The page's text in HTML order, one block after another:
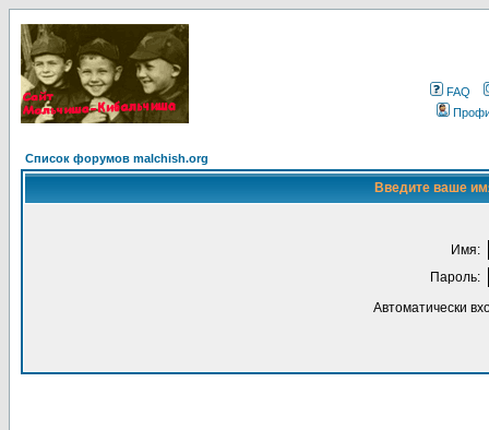
FAQ
Список форумов malchish.org
Введите ваше
Имя:
Пароль:
Автоматически